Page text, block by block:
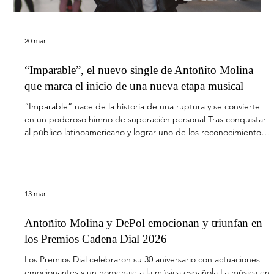
La Llave sigue construyendo su universo dentro del flamenco
pop con “Más que todo”, su nuevo single, ya disponible en
todas las plataformas digitales, una canción que destaca por su
carga emocional, calidez y sensibilidad. Con una atmósfera
primaveral, luminosa y envolvente, “Más que todo” es de esas
Load video